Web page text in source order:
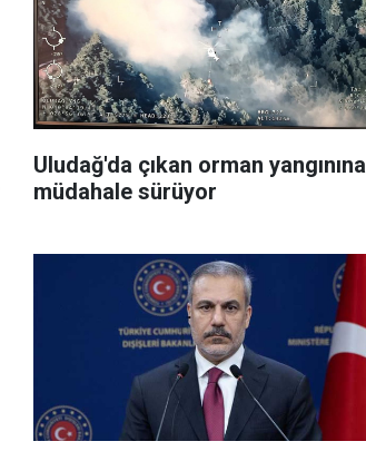
Uludağ'da çıkan orman yangınına
müdahale sürüyor